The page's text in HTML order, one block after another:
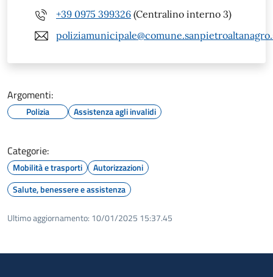
+39 0975 399326 (Centralino interno 3)
Argomenti:
Polizia Assistenza agli invalidi
Categorie:
Mobilità e trasporti
Autorizzazioni
Salute, benessere e assistenza
Ultimo aggiornamento: 10/01/2025 15:37.45